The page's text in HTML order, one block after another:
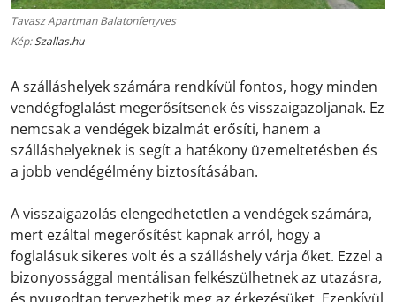
Tavasz Apartman Balatonfenyves
Kép:Szallas.hu
A szálláshelyek számára rendkívül fontos, hogy minden
vendégfoglalást megerősítsenek és visszaigazoljanak. Ez
nemcsak a vendégek bizalmát erősíti, hanem a
szálláshelyeknek is segít a hatékony üzemeltetésben és
a jobb vendégélmény biztosításában.
A visszaigazolás elengedhetetlen a vendégek számára,
mert ezáltal megerősítést kapnak arról, hogy a
foglalásuk sikeres volt és a szálláshely várja őket. Ezzel a
bizonyossággal mentálisan felkészülhetnek az utazásra,